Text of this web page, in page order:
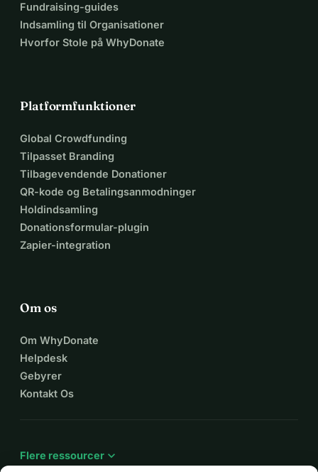
Fundraising-guides
Indsamling til Organisationer
Hvorfor Stole på WhyDonate
Platformfunktioner
Global Crowdfunding
Tilpasset Branding
Tilbagevendende Donationer
QR-kode og Betalingsanmodninger
Holdindsamling
Donationsformular-plugin
Zapier-integration
Om os
Om WhyDonate
Helpdesk
Gebyrer
Kontakt Os
Flere ressourcer expand_more